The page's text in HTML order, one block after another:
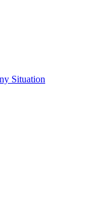
Situation